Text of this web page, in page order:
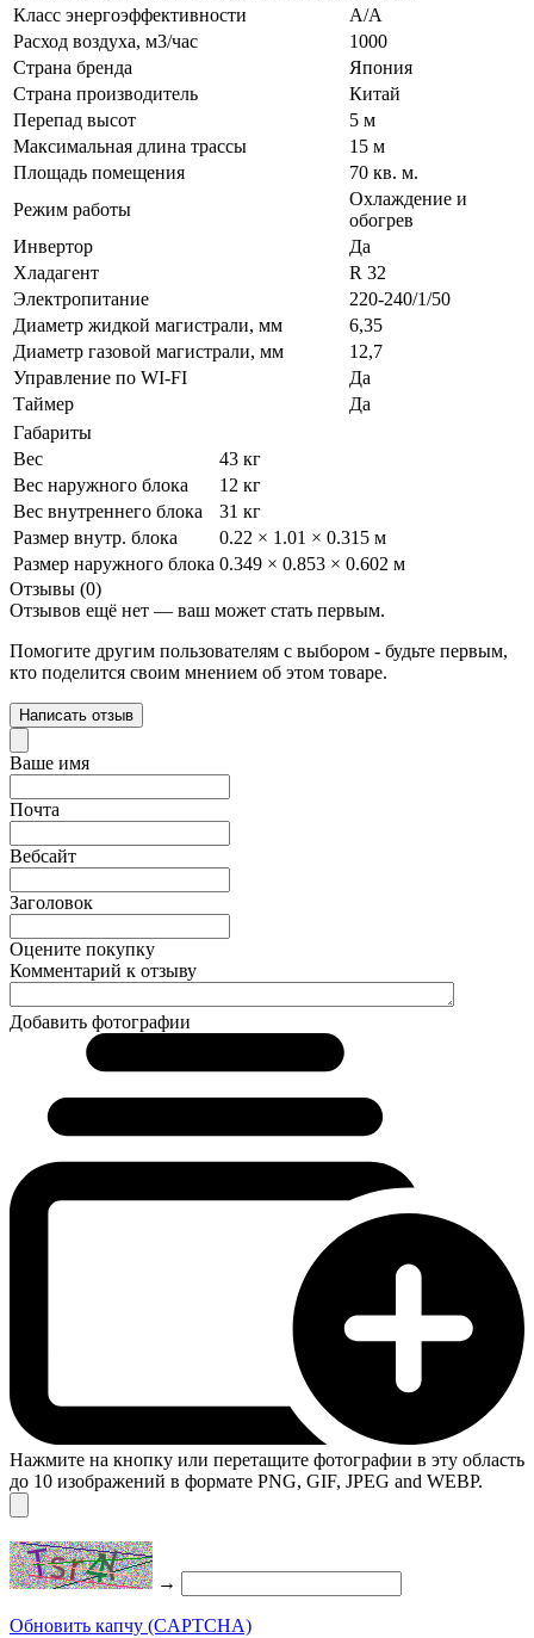
Класс энергоэффективности
A/A
Расход воздуха, м3/час
1000
Страна бренда
Япония
Страна производитель
Китай
Перепад высот
5 м
Максимальная длина трассы
15 м
Площадь помещения
70 кв. м.
Режим работы
Охлаждение и
обогрев
Инвертор
Да
Хладагент
R 32
Электропитание
220-240/1/50
Диаметр жидкой магистрали, мм
6,35
Диаметр газовой магистрали, мм
12,7
Управление по WI-FI
Да
Таймер
Да
Габариты
Вес
43 кг
Вес наружного блока
12 кг
Вес внутреннего блока
31 кг
Размер внутр. блока
0.22 × 1.01 × 0.315 м
Размер наружного блока 0.349 × 0.853 × 0.602 м
Отзывы (0)
Отзывов ещё нет — ваш может стать первым.
Помогите другим пользователям с выбором - будьте первым,
кто поделится своим мнением об этом товаре.
Написать отзыв
Ваше имя
Почта
Вебсайт
Заголовок
Оцените покупку
Комментарий к отзыву
Добавить фотографии
Нажмите на кнопку или перетащите фотографии в эту область
до 10 изображений в формате PNG, GIF, JPEG and WEBP.
→
Обновить капчу (CAPTCHA)